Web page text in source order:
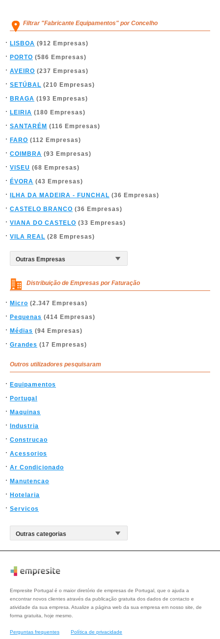
Filtrar "Fabricante Equipamentos" por Concelho
LISBOA (912 Empresas)
PORTO (586 Empresas)
AVEIRO (237 Empresas)
SETÚBAL (210 Empresas)
BRAGA (193 Empresas)
LEIRIA (180 Empresas)
SANTARÉM (116 Empresas)
FARO (112 Empresas)
COIMBRA (93 Empresas)
VISEU (68 Empresas)
ÉVORA (43 Empresas)
ILHA DA MADEIRA - FUNCHAL (36 Empresas)
CASTELO BRANCO (36 Empresas)
VIANA DO CASTELO (33 Empresas)
VILA REAL (28 Empresas)
Distribuição de Empresas por Faturação
Micro (2.347 Empresas)
Pequenas (414 Empresas)
Médias (94 Empresas)
Grandes (17 Empresas)
Outros utilizadores pesquisaram
Equipamentos
Portugal
Maquinas
Industria
Construcao
Acessorios
Ar Condicionado
Manutencao
Hotelaria
Servicos
Empresite Portugal é o maior diretório de empresas de Portugal, que o ajuda a
encontrar novos clientes através da publicação gratuita dos dados de contacto e
atividade da sua empresa. Atualize a página web da sua empresa em nosso site, de
forma gratuita, hoje mesmo.
Perguntas frequentes Política de privacidade